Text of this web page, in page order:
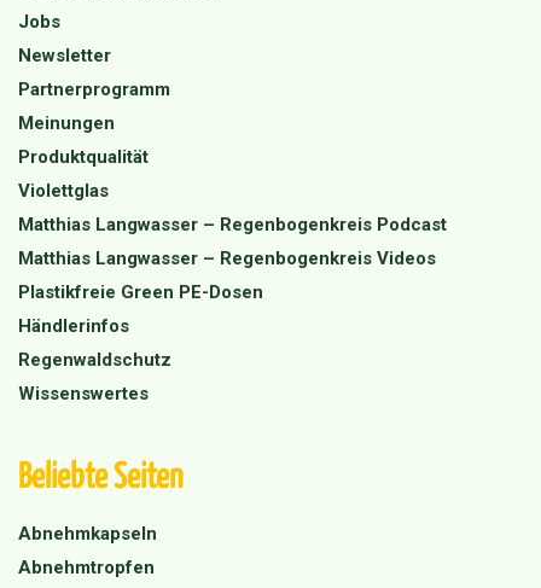
Jobs
Newsletter
Partnerprogramm
Meinungen
Produktqualität
Violettglas
Matthias Langwasser – Regenbogenkreis Podcast
Matthias Langwasser – Regenbogenkreis Videos
Plastikfreie Green PE-Dosen
Händlerinfos
Regenwaldschutz
Wissenswertes
Beliebte Seiten
Abnehmkapseln
Abnehmtropfen